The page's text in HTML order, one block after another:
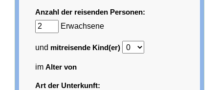
Anzahl der reisenden Personen:
Erwachsene
und mitreisende Kind(er)
imAlter von
Art der Unterkunft: